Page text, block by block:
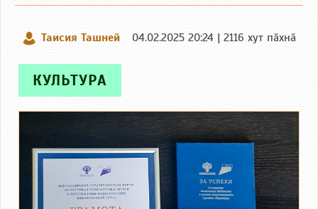
Таисия Ташней 04.02.2025 20:24 | 2116 хут пӑхнӑ
КУЛЬТУРА